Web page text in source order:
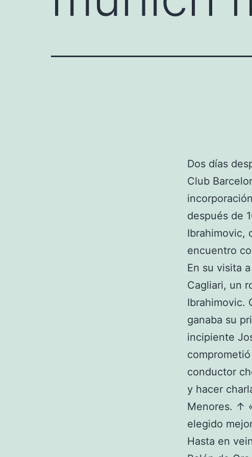
Dos días
Club
después de
Ibrahimovic,
encuentro
En su visita
Cagliari, un
Ibrahimovic.
ganaba su
incipiente
conductor
y hacer
Menores. ↑
elegido
Hasta en